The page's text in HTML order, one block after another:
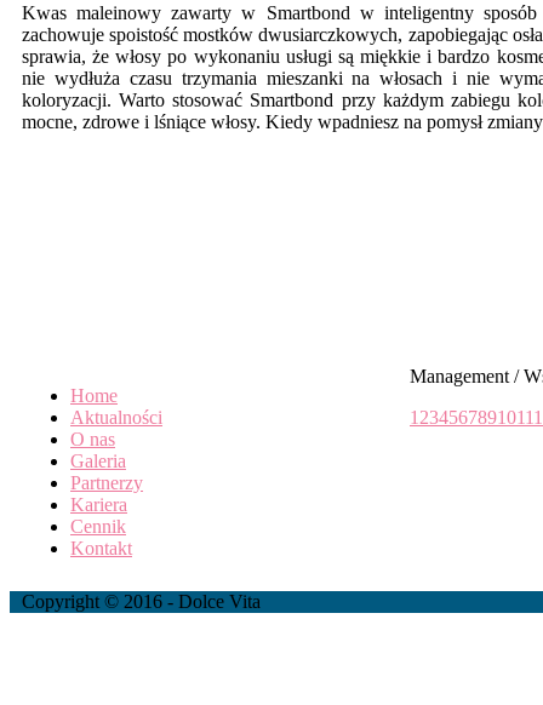
Kwas maleinowy zawarty w Smartbond w inteligentny
zachowuje spoistość mostków dwusiarczkowych, zapobiegając
sprawia, że włosy po wykonaniu usługi są miękkie i bardzo
nie wydłuża czasu trzymania mieszanki na włosach i nie
koloryzacji. Warto stosować Smartbond przy każdym zabiegu
mocne, zdrowe i lśniące włosy. Kiedy wpadniesz na pomysł
Home
Aktualności
O nas
Galeria
Partnerzy
Kariera
Cennik
Kontakt
Management /
1 234567891011
Copyright © 2016 - Dolce Vita